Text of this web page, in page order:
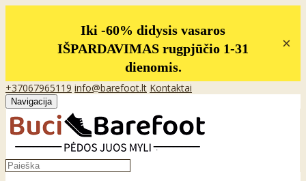
Iki -60% didysis vasaros
IŠPARDAVIMAS rugpjūčio 1-31
dienomis.
×
+37067965119 info@barefoot.lt Kontaktai
Navigacija